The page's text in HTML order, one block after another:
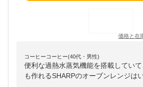
価格と在
コーヒーコーヒー(40代・男性)
便利な過熱水蒸気機能を搭載してい
も作れるSHARPのオーブンレンジは